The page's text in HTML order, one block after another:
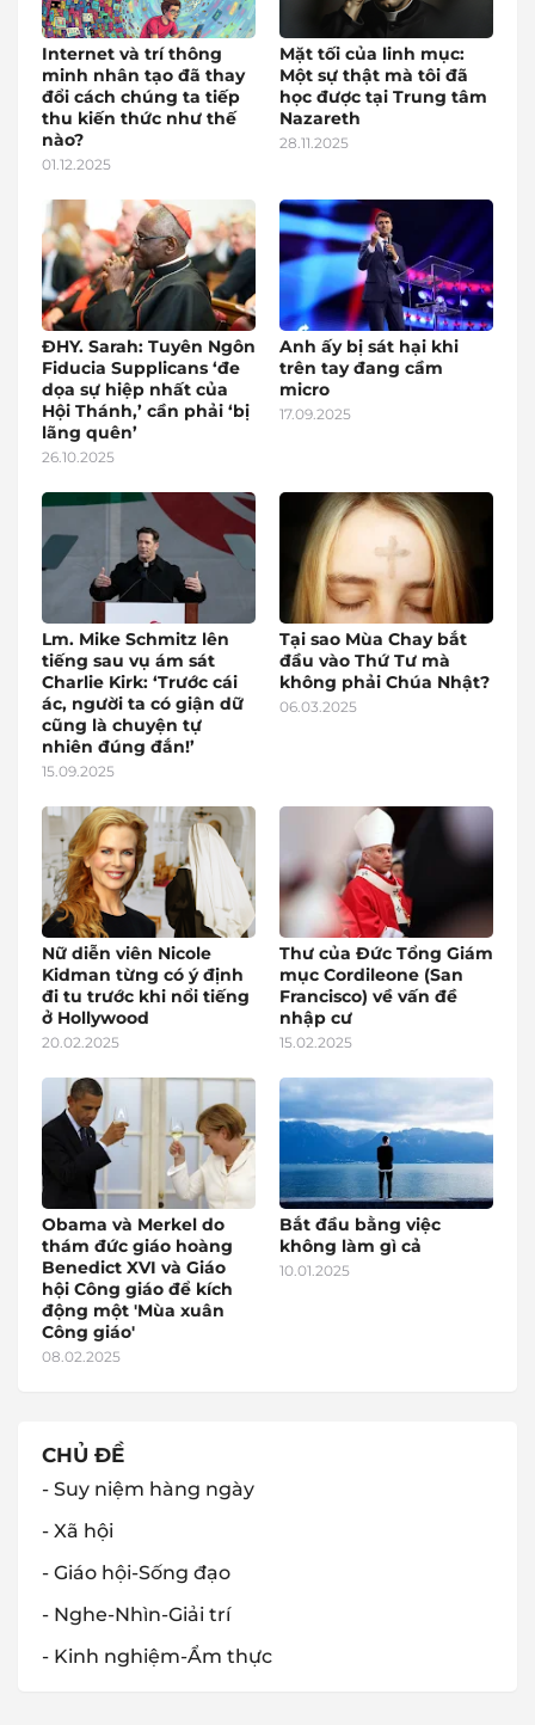
Internet và trí thông
minh nhân tạo đã thay
đổi cách chúng ta tiếp
thu kiến thức như thế
nào?
01.12.2025
Mặt tối của linh mục:
Một sự thật mà tôi đã
học được tại Trung tâm
Nazareth
28.11.2025
ĐHY. Sarah: Tuyên Ngôn
Fiducia Supplicans ‘đe
dọa sự hiệp nhất của
Hội Thánh,’ cần phải ‘bị
lãng quên’
26.10.2025
Anh ấy bị sát hại khi
trên tay đang cầm
micro
17.09.2025
Lm. Mike Schmitz lên
tiếng sau vụ ám sát
Charlie Kirk: ‘Trước cái
ác, người ta có giận dữ
cũng là chuyện tự
nhiên đúng đắn!’
15.09.2025
Tại sao Mùa Chay bắt
đầu vào Thứ Tư mà
không phải Chúa Nhật?
06.03.2025
Nữ diễn viên Nicole
Kidman từng có ý định
đi tu trước khi nổi tiếng
ở Hollywood
20.02.2025
Thư của Đức Tổng Giám
mục Cordileone (San
Francisco) về vấn đề
nhập cư
15.02.2025
Obama và Merkel do
thám đức giáo hoàng
Benedict XVI và Giáo
hội Công giáo để kích
động một 'Mùa xuân
Công giáo'
08.02.2025
Bắt đầu bằng việc
không làm gì cả
10.01.2025
CHỦ ĐỀ
- Suy niệm hàng ngày
- Xã hội
- Giáo hội-Sống đạo
- Nghe-Nhìn-Giải trí
- Kinh nghiệm-Ẩm thực